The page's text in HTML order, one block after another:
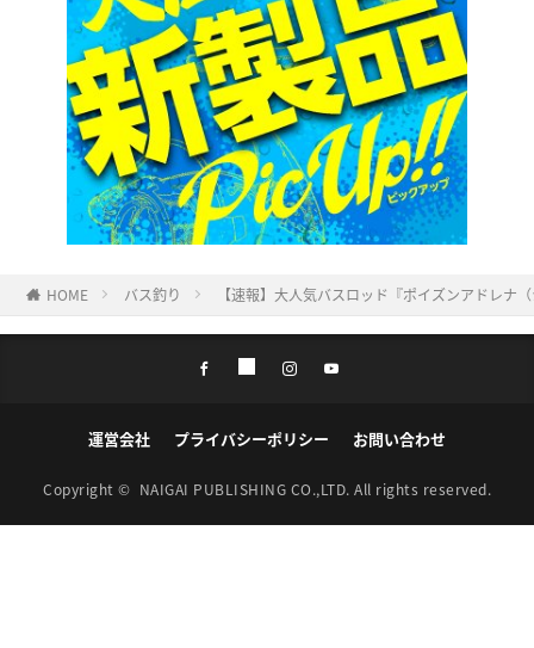
HOME バス釣り 【速報】大人気バスロッド『ポイズンアドレ
運営会社 プライバシーポリシー お問い合わせ
Copyright © NAIGAI PUBLISHING CO.,LTD. All rights reserved.